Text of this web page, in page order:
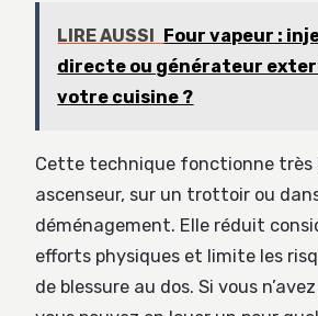
LIRE AUSSI Four vapeur :
directe ou générateur
votre cuisine ?
Cette technique fonctionne très
ascenseur, sur un trottoir ou
déménagement. Elle réduit
efforts physiques et limite les
de blessure au dos. Si vous